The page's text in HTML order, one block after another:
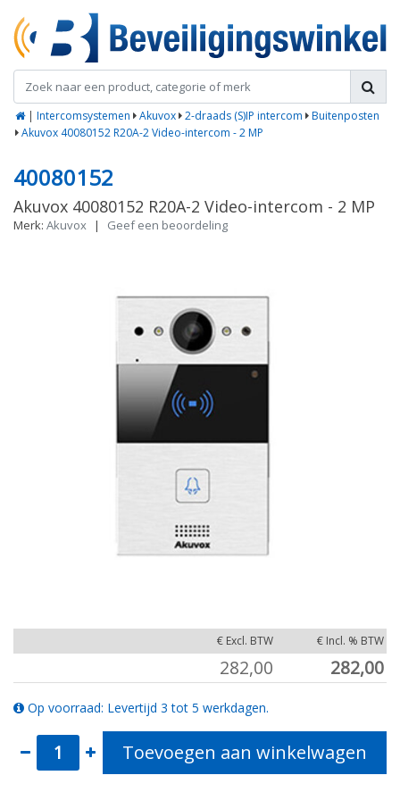
| Intercomsystemen Akuvox 2-draads (S)IP intercom
Buitenposten
Akuvox 40080152 R20A-2 Video-intercom - 2 MP
40080152
Akuvox 40080152 R20A-2 Video-intercom - 2 MP
Merk: Akuvox | Geef een beoordeling
€ Excl. BTW € Incl. % BTW
282,00 282,00
Op voorraad: Levertijd 3 tot 5 werkdagen.
Toevoegen aan winkelwagen